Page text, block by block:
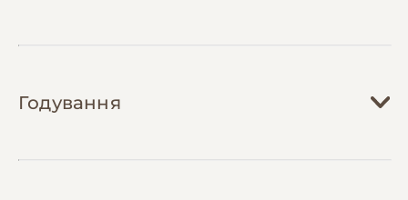
відповідних умов утримання. Клітка повинна
бути достатньо просторою (мінімум
різного діаметру для зручного пересування
Годування